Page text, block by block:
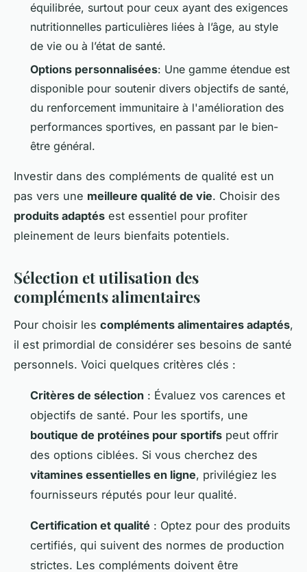
équilibrée, surtout pour ceux ayant des exigences
nutritionnelles particulières liées à l’âge, au style
de vie ou à l’état de santé.
Options personnalisées: Une gamme étendue est
disponible pour soutenir divers objectifs de santé,
du renforcement immunitaire à l'amélioration des
performances sportives, en passant par le bien-
être général.
Investir dans des compléments de qualité est un
pas vers une meilleure qualité de vie. Choisir des
produits adaptés est essentiel pour profiter
pleinement de leurs bienfaits potentiels.
Sélection et utilisation des
compléments alimentaires
Pour choisir les compléments alimentaires adaptés,
il est primordial de considérer ses besoins de santé
personnels. Voici quelques critères clés :
Critères de sélection : Évaluez vos carences et
objectifs de santé. Pour les sportifs, une
boutique de protéines pour sportifs peut offrir
des options ciblées. Si vous cherchez des
vitamines essentielles en ligne, privilégiez les
fournisseurs réputés pour leur qualité.
Certification et qualité : Optez pour des produits
certifiés, qui suivent des normes de production
strictes. Les compléments doivent être